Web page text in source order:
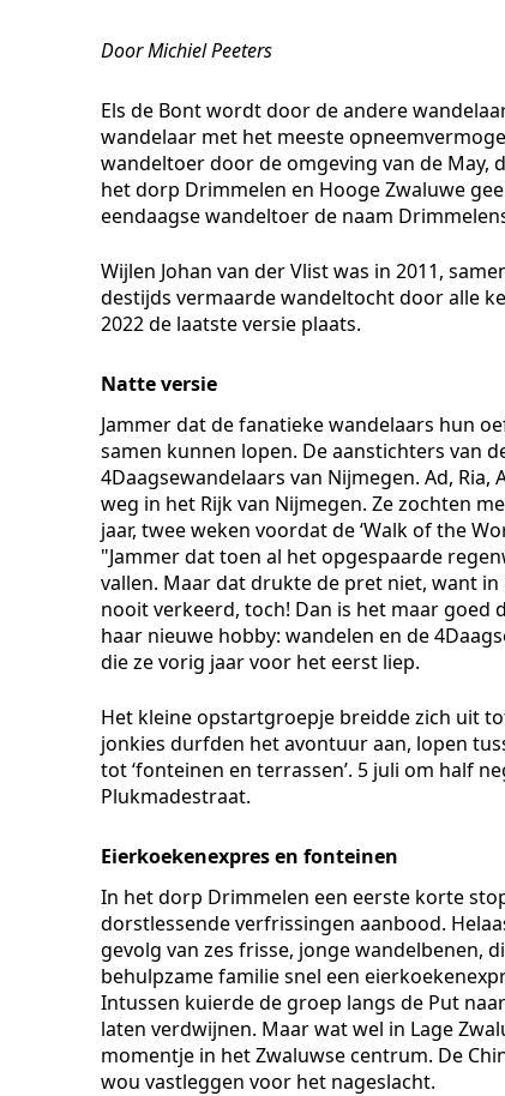
Door Michiel Peeters
Els de Bont wordt door de andere
wandelaar met het meeste
wandeltoer door de omgeving van de May,
het dorp Drimmelen en Hooge Zwaluwe
eendaagse wandeltoer de naam
Wijlen Johan van der Vlist was in 2011,
destijds vermaarde wandeltocht door alle
2022 de laatste versie plaats.
Natte versie
Jammer dat de fanatieke wandelaars hun
samen kunnen lopen. De aanstichters van
4Daagsewandelaars van Nijmegen. Ad,
weg in het Rijk van Nijmegen. Ze zochten
jaar, twee weken voordat de ‘Walk of the
"Jammer dat toen al het opgespaarde
vallen. Maar dat drukte de pret niet, want
nooit verkeerd, toch! Dan is het maar goed
haar nieuwe hobby: wandelen en de
die ze vorig jaar voor het eerst liep.
Het kleine opstartgroepje breidde zich uit
jonkies durfden het avontuur aan, lopen
tot ‘fonteinen en terrassen’. 5 juli om half
Plukmadestraat.
Eierkoekenexpres en fonteinen
In het dorp Drimmelen een eerste korte
dorstlessende verfrissingen aanbood.
gevolg van zes frisse, jonge wandelbenen,
behulpzame familie snel een
Intussen kuierde de groep langs de Put
laten verdwijnen. Maar wat wel in Lage
momentje in het Zwaluwse centrum. De
wou vastleggen voor het nageslacht.